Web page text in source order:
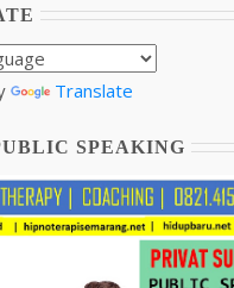
Translate
SPEAKING